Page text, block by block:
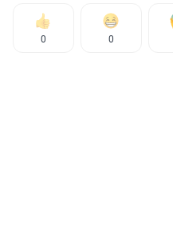
0 0